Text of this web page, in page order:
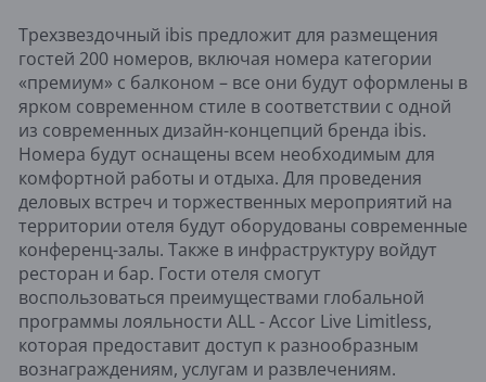
Трехзвездочный ibis предложит для размещения
гостей 200 номеров, включая номера категории
«премиум» с балконом – все они будут оформлены в
ярком современном стиле в соответствии с одной
из современных дизайн-концепций бренда ibis.
Номера будут оснащены всем необходимым для
комфортной работы и отдыха. Для проведения
деловых встреч и торжественных мероприятий на
территории отеля будут оборудованы современные
конференц-залы. Также в инфраструктуру войдут
ресторан и бар. Гости отеля смогут
воспользоваться преимуществами глобальной
программы лояльности ALL - Accor Live Limitless,
которая предоставит доступ к разнообразным
вознаграждениям, услугам и развлечениям.